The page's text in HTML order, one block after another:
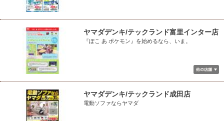
ヤマダデンキ/テックランド富里インター店
『ぽこ あ ポケモン』を始めるなら、いま。
ヤマダデンキ/テックランド成田店
電動ソファならヤマダ